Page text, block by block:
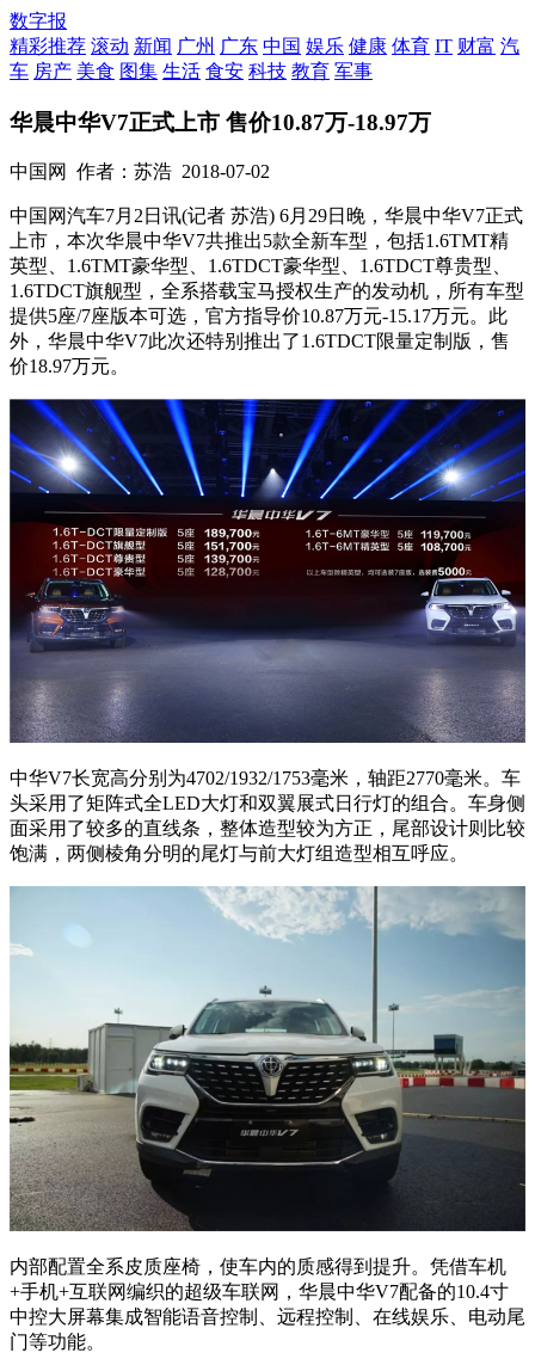
数字报
精彩推荐 滚动 新闻 广州 广东 中国 娱乐 健康 体育 IT 财富 汽
车 房产 美食 图集 生活 食安 科技 教育 军事
华晨中华V7正式上市 售价10.87万-18.97万
中国网 作者：苏浩 2018-07-02
中国网汽车7月2日讯(记者 苏浩) 6月29日晚，华晨中华V7正式
上市，本次华晨中华V7共推出5款全新车型，包括1.6TMT精
英型、1.6TMT豪华型、1.6TDCT豪华型、1.6TDCT尊贵型、
1.6TDCT旗舰型，全系搭载宝马授权生产的发动机，所有车型
提供5座/7座版本可选，官方指导价10.87万元-15.17万元。此
外，华晨中华V7此次还特别推出了1.6TDCT限量定制版，售
价18.97万元。
中华V7长宽高分别为4702/1932/1753毫米，轴距2770毫米。车
头采用了矩阵式全LED大灯和双翼展式日行灯的组合。车身侧
面采用了较多的直线条，整体造型较为方正，尾部设计则比较
饱满，两侧棱角分明的尾灯与前大灯组造型相互呼应。
内部配置全系皮质座椅，使车内的质感得到提升。凭借车机
+手机+互联网编织的超级车联网，华晨中华V7配备的10.4寸
中控大屏幕集成智能语音控制、远程控制、在线娱乐、电动尾
门等功能。